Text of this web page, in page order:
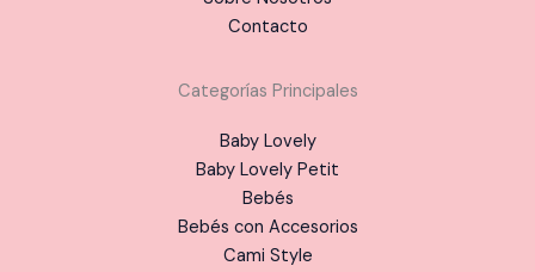
Contacto
Categorías Principales
Baby Lovely
Baby Lovely Petit
Bebés
Bebés con Accesorios
Cami Style